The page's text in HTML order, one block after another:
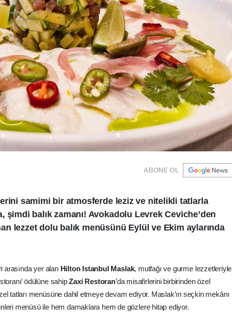
ABONE OL
samimi bir atmosferde leziz ve nitelikli tatlarla
şimdi balık zamanı! Avokadolu Levrek Ceviche’den
lezzet dolu balık menüsünü Eylül ve Ekim aylarında
arasında yer alan Hilton Istanbul Maslak, mutfağı ve gurme lezzetleriyle
ödülüne sahipZaxi Restoran’da misafirlerini birbirinden özel
tatları menüsüne dahil etmeye devam ediyor. Maslak’ın seçkin mekânı
menüsü ile hem damaklara hem de gözlere hitap ediyor.